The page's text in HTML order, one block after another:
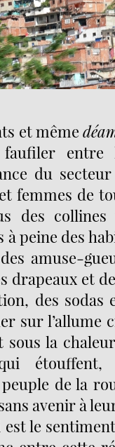
et même
entre
du
femmes de
des collines
à peine des
amuse-
drapeaux et
des sodas
sur l’allume
la
de la
avenir à
le